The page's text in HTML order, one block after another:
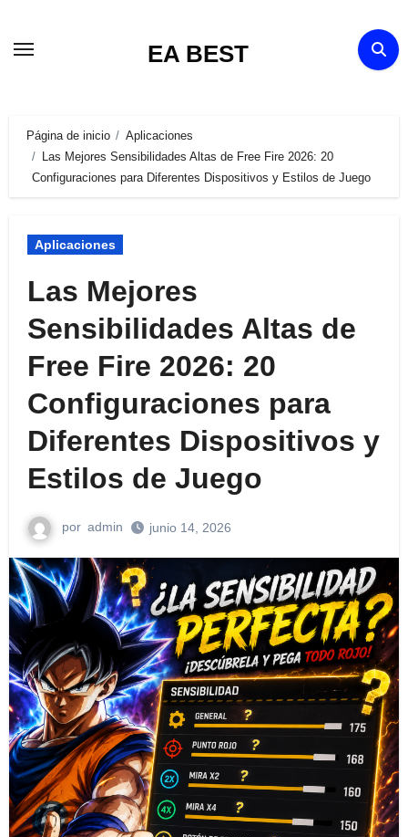
EA BEST
Página de inicio
Aplicaciones
Las Mejores Sensibilidades Altas de Free Fire 2026: 20
Configuraciones para Diferentes Dispositivos y Estilos de Juego
Aplicaciones
Las Mejores
Sensibilidades Altas de
Free Fire 2026: 20
Configuraciones para
Diferentes Dispositivos y
Estilos de Juego
por admin junio 14, 2026